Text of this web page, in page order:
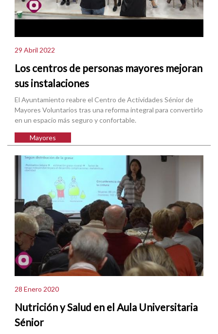
29 Abril 2022
Los centros de personas mayores mejoran
sus instalaciones
El Ayuntamiento reabre el Centro de Actividades Sénior de
Mayores Voluntarios tras una reforma integral para convertirlo
en un espacio más seguro y confortable.
Mayores
28 Enero 2020
Nutrición y Salud en el Aula Universitaria
Sénior